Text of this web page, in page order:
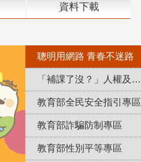
資料下載
聰明用網路 青春不迷路
「補課了沒？」人權及轉型正義教育專區
教育部全民安全指引專區
教育部詐騙防制專區
教育部性別平等專區